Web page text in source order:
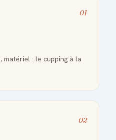
01
matériel : le cupping à la
02